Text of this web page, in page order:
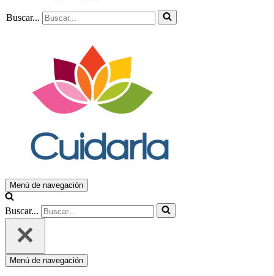
Buscar...
Menú de navegación
Buscar...
Menú de navegación